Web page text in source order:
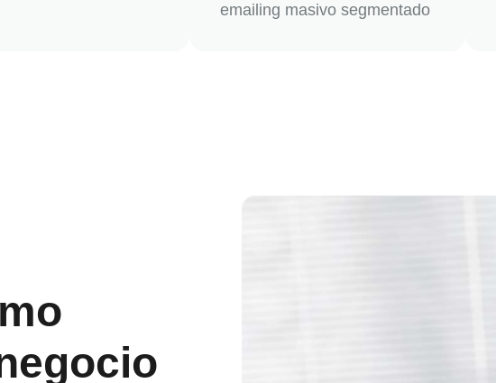
emailing masivo segmentado